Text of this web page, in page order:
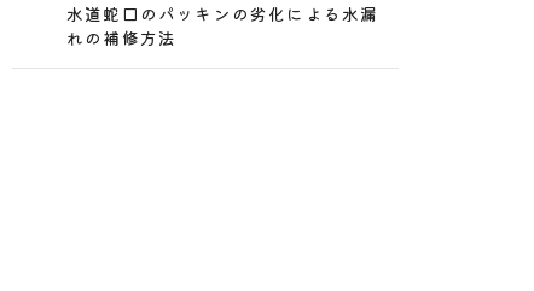
水道蛇口のパッキンの劣化による水漏
れの補修方法